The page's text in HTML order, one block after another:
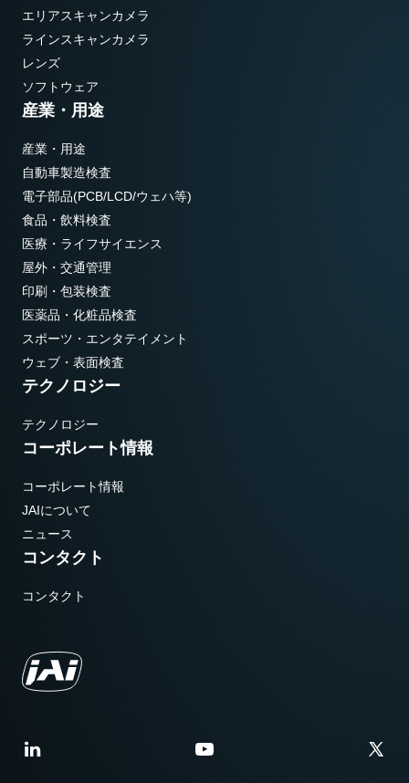
エリアスキャンカメラ
ラインスキャンカメラ
レンズ
ソフトウェア
産業・用途
産業・用途
自動車製造検査
電子部品(PCB/LCD/ウェハ等)
食品・飲料検査
医療・ライフサイエンス
屋外・交通管理
印刷・包装検査
医薬品・化粧品検査
スポーツ・エンタテイメント
ウェブ・表面検査
テクノロジー
テクノロジー
コーポレート情報
コーポレート情報
JAIについて
ニュース
コンタクト
コンタクト